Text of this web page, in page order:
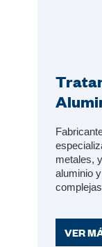
metales,
aluminio
VER